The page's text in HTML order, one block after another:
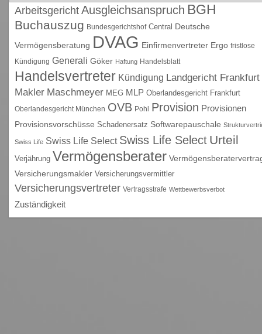
Arbeitsgericht Ausgleichsanspruch BGH
Buchauszug Bundesgerichtshof Central Deutsche
Vermögensberatung DVAG Einfirmenvertreter Ergo fristlose
Kündigung Generali Göker Haftung Handelsblatt
Handelsvertreter Kündigung Landgericht Frankfurt
Makler Maschmeyer MEG MLP Oberlandesgericht Frankfurt
Oberlandesgericht München OVB Pohl Provision Provisionen
Provisionsvorschüsse Schadenersatz Softwarepauschale
Swiss Life Swiss Life Select Swiss Life Select Urteil
Verjährung Vermögensberater
Versicherungsmakler Versicherungsvermittler
Versicherungsvertreter Vertragsstrafe Wettbewerbsverbot
Zuständigkeit